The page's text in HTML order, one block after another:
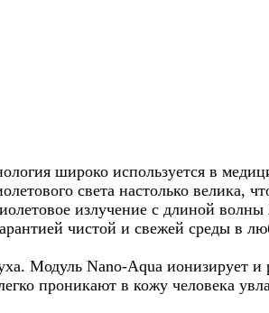
широко используется в
света настолько велика,
излучение с длиной
чистой и свежей среды в
Модуль Nano-Aqua ионизирует и
проникают в кожу человека